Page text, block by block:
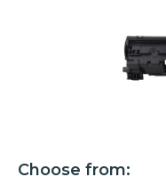
Choose from: